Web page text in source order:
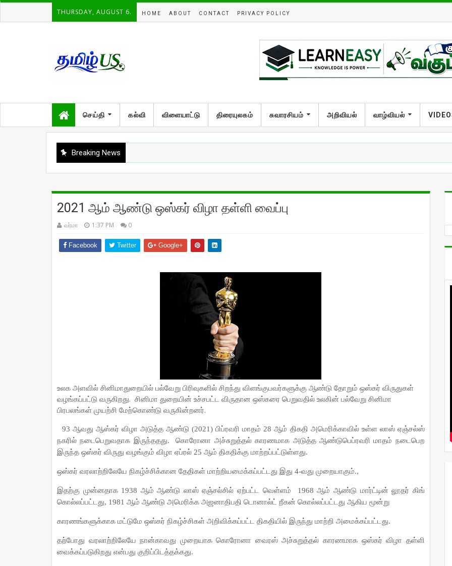
THURSDAY, AUGUST 6. HOME ABOUT CONTACT PRIVACY POLICY
செய்தி கல்வி விளையாட்டு திரையுலகம் சுவாரசியம் அறிவியல் வாழ்வியல்
Breaking News
2021 ஆம் ஆண்டு ஒஸ்கர் விழா தள்ளி வைப்பு
வர்மா 1:37 PM 0
Facebook Twitter Google+
உலக அளவில் சினிமாதுறையில் பல்வேறு பிரிவுகளில் சிறந்து விளங்குபவர்களுக்கு ஆண்டு தோறும் ஒஸ்கர் விருதுகள்
வழங்கப்பட்டு வருகிறது. சினிமா துறையின் உச்சபட்ட விருதான ஒஸ்கரை பெறுவதில் உலகின் பல்வேறு சினிமா
பிரபலங்கள் முயற்சி மேற்கொண்டு வருகின்றனர்.
93 ஆவது ஆஸ்கர் விழா அடுத்த ஆண்டு (2021) பிப்ரவரி மாதம் 28 ஆம் திக‌தி அமெரிக்காவில் உள்ள லாஸ் ஏஞ்சல்ஸ்
நகரில் நடைபெறுவதாக இருந்ததது.
கொரோனா அச்சுறுத்தல் காரணமாக அடுத்த ஆண்டுபெப்ரவரி மாதம் நடைபெற
இருந்த ஒஸ்கர் விருது வழங்கும் விழா ஏப்ரல் 25 ஆம் திக‌திக்கு மாற்றப்பட்டுள்ளது.
ஒஸ்கர் வரலாற்றிலேயே நிகழ்ச்சிக்கான தேதிகள் மாற்றியமைக்கப்பட்டது இது 4-வது முறையாகும்.,
இதற்கு முன்னதாக 1938 ஆம் ஆண்டு லாஸ் ஏஞ்சல்சில் ஏற்பட்ட வெள்ளம்
1968 ஆம் ஆண்டு மார்ட்டின் லூதர் கிங்
கொல்லப்பட்டது, 1981 ஆம் ஆண்டு அமெரிக்க அஜனாதிபதி டொனால்ட் றீகன் கொல்லப்பட்டது ஆகிய மூன்று
காரணங்களுக்காக மட்டுமே ஒஸ்கர் நிகழ்ச்சிகள் அறிவிக்கப்பட்ட திக‌தியில் இருந்து மாற்றி அமைக்கப்பட்டது.
தற்போது வரலாற்றிலேயே நான்காவது முறையாக கொரோனா வைரஸ் அச்சுறுத்தல் காரணமாக ஒஸ்கர் விழா தள்ளி
வைக்கப்படுகிறது என்பது குறிப்பிடத்தக்கது.